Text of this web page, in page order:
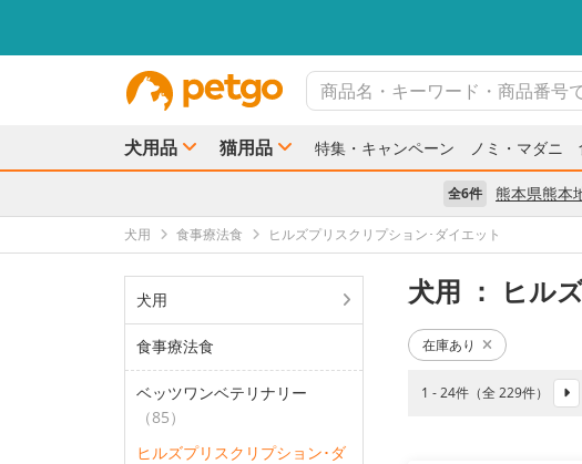
犬用品 猫用品 特集・キャンペーン ノミ・マダニ
全6件 熊本県熊本
犬用 食事療法食 ヒルズプリスクリプション･ダイエット
犬用
食事療法食
ベッツワンベテリナリー
（85）
ヒルズプリスクリプション･ダ
犬用 ： ヒル
在庫あり
1 - 24件（全 229件）